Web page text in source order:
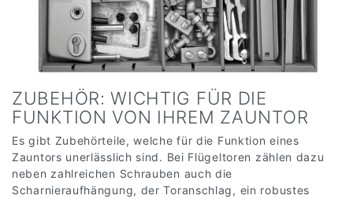
ZUBEHÖR: WICHTIG FÜR DIE
FUNKTION VON IHREM ZAUNTOR
Es gibt Zubehörteile, welche für die Funktion eines
Zauntors unerlässlich sind. Bei Flügeltoren zählen dazu
neben zahlreichen Schrauben auch die
Scharnieraufhängung, der Toranschlag, ein robustes